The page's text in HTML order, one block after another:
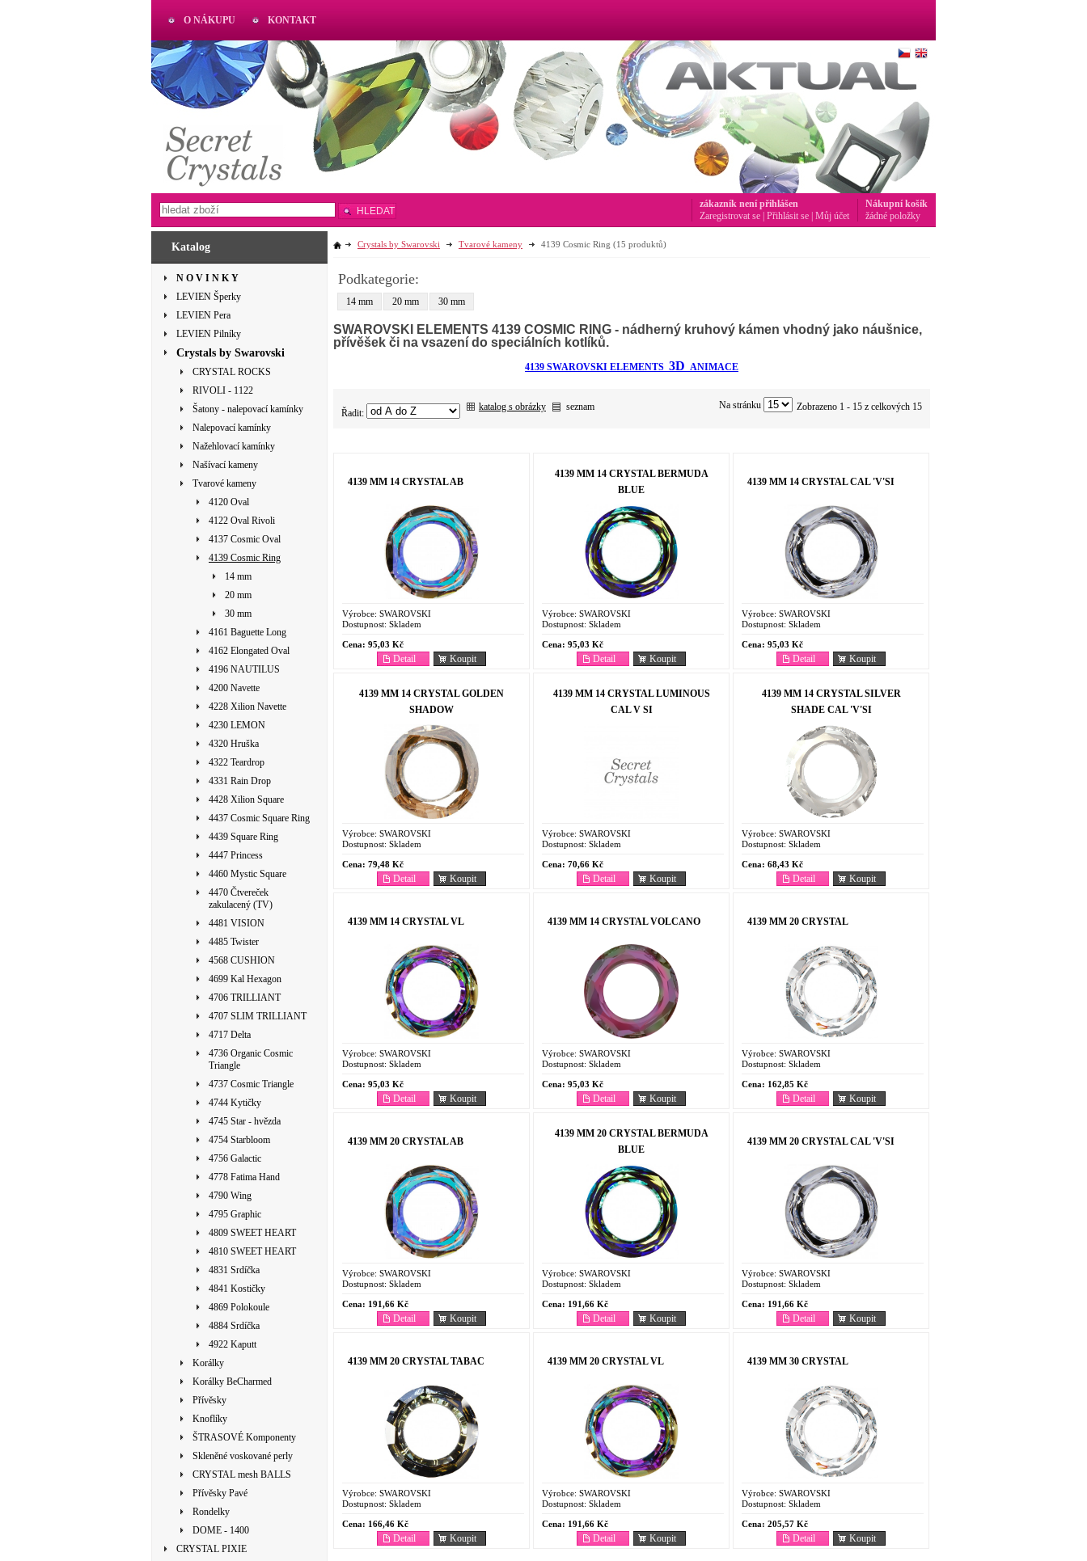
Katalog
N O V I N K Y
LEVIEN Šperky
LEVIEN Pera
LEVIEN Pilníky
Crystals by Swarovski
CRYSTAL ROCKS
RIVOLI - 1122
Šatony - nalepovací kamínky
Nalepovací kamínky
Nažehlovací kamínky
Našívací kameny
Tvarové kameny
4120 Oval
4122 Oval Rivoli
4137 Cosmic Oval
4139 Cosmic Ring
14 mm
20 mm
30 mm
4161 Baguette Long
4162 Elongated Oval
4196 NAUTILUS
4200 Navette
4228 Xilion Navette
4230 LEMON
4320 Hruška
4322 Teardrop
4331 Rain Drop
4428 Xilion Square
4437 Cosmic Square Ring
4439 Square Ring
4447 Princess
4460 Mystic Square
4470 Čtvereček
zakulacený (TV)
4481 VISION
4485 Twister
4568 CUSHION
4699 Kal Hexagon
4706 TRILLIANT
4707 SLIM TRILLIANT
4717 Delta
4736 Organic Cosmic
Triangle
4737 Cosmic Triangle
4744 Kytičky
4745 Star - hvězda
4754 Starbloom
4756 Galactic
4778 Fatima Hand
4790 Wing
4795 Graphic
4809 SWEET HEART
4810 SWEET HEART
4831 Srdíčka
4841 Kostičky
4869 Polokoule
4884 Srdíčka
4922 Kaputt
Korálky
Korálky BeCharmed
Přívěsky
Knoflíky
ŠTRASOVÉ Komponenty
Skleněné voskované perly
CRYSTAL mesh BALLS
Přívěsky Pavé
Rondelky
DOME - 1400
CRYSTAL PIXIE
Crystals by Swarovski Tvarové kameny 4139 Cosmic Ring (15 produktů)
Podkategorie:
14 mm 20 mm 30 mm
SWAROVSKI ELEMENTS 4139 COSMIC RING - nádherný kruhový kámen vhodný jako náušnice,
přívěšek či na vsazení do speciálních kotlíků.
4139 SWAROVSKI ELEMENTS 3D ANIMACE
Řadit:
katalog s obrázky seznam Zobrazeno 1 - 15 z celkových 15
Na stránku
4139 MM 14 CRYSTAL AB
Výrobce: SWAROVSKI
Dostupnost: Skladem
Cena: 95,03 Kč
Koupit
Detail
4139 MM 14 CRYSTAL BERMUDA
BLUE
Výrobce: SWAROVSKI
Dostupnost: Skladem
Cena: 95,03 Kč
Koupit
Detail
4139 MM 14 CRYSTAL CAL 'V'SI
Výrobce: SWAROVSKI
Dostupnost: Skladem
Cena: 95,03 Kč
Koupit
Detail
4139 MM 14 CRYSTAL GOLDEN
SHADOW
Výrobce: SWAROVSKI
Dostupnost: Skladem
Cena: 79,48 Kč
Koupit
Detail
4139 MM 14 CRYSTAL LUMINOUS
CAL V SI
Výrobce: SWAROVSKI
Dostupnost: Skladem
Cena: 70,66 Kč
Koupit
Detail
4139 MM 14 CRYSTAL SILVER
SHADE CAL 'V'SI
Výrobce: SWAROVSKI
Dostupnost: Skladem
Cena: 68,43 Kč
Koupit
Detail
4139 MM 14 CRYSTAL VL
Výrobce: SWAROVSKI
Dostupnost: Skladem
Cena: 95,03 Kč
Koupit
Detail
4139 MM 14 CRYSTAL VOLCANO
Výrobce: SWAROVSKI
Dostupnost: Skladem
Cena: 95,03 Kč
Koupit
Detail
4139 MM 20 CRYSTAL
Výrobce: SWAROVSKI
Dostupnost: Skladem
Cena: 162,85 Kč
Koupit
Detail
4139 MM 20 CRYSTAL AB
Výrobce: SWAROVSKI
Dostupnost: Skladem
Cena: 191,66 Kč
Koupit
Detail
4139 MM 20 CRYSTAL BERMUDA
BLUE
Výrobce: SWAROVSKI
Dostupnost: Skladem
Cena: 191,66 Kč
Koupit
Detail
4139 MM 20 CRYSTAL CAL 'V'SI
Výrobce: SWAROVSKI
Dostupnost: Skladem
Cena: 191,66 Kč
Koupit
Detail
4139 MM 20 CRYSTAL TABAC
Výrobce: SWAROVSKI
Dostupnost: Skladem
Cena: 166,46 Kč
Koupit
Detail
4139 MM 20 CRYSTAL VL
Výrobce: SWAROVSKI
Dostupnost: Skladem
Cena: 191,66 Kč
Koupit
Detail
4139 MM 30 CRYSTAL
Výrobce: SWAROVSKI
Dostupnost: Skladem
Cena: 205,57 Kč
Koupit
Detail
O NÁKUPU KONTAKT
AKTUAL
www.aktual-koralky.cz
HLEDAT
Nákupní košík
žádné položky
zákazník není přihlášen
Zaregistrovat se Přihlásit se Můj účet